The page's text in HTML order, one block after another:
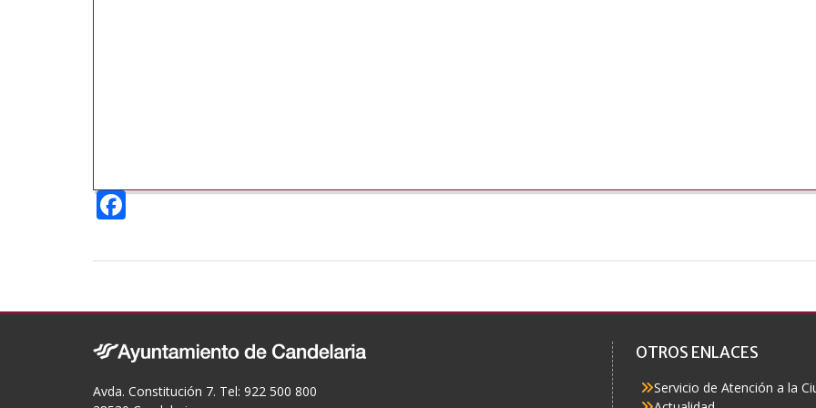
F
e
o
o
k
Avda. Constitución 7. Tel: 922 500 800
OTROS ENLACES
Servicio de Atención a la